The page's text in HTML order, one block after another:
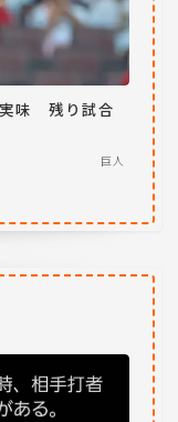
実味 残り試合
巨人